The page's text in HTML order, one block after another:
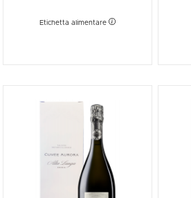
Etichetta alimentare